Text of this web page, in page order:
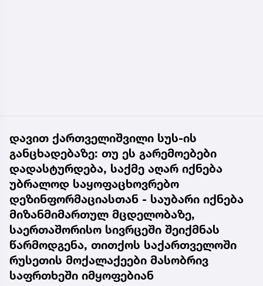
დავით ქართველიშვილი სუს-ის
განცხადებაზე: თუ ეს გარემოებები
დადასტურდება, საქმე აღარ იქნება
უბრალოდ საყოფაცხოვრებო
დეზინფორმაციასთან - საუბარი იქნება
მიზანმიმართულ მცდელობაზე,
საერთაშორისო სივრცეში შეიქმნას
წარმოდგენა, თითქოს საქართველოში
რუსეთის მოქალაქეები მასობრივ
საფრთხეში იმყოფებიან